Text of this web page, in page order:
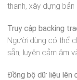
thanh, xây dựng
Truy cập backing
Người dùng có thể
sẵn, luyện cảm âm
Đồng bộ dữ liệu lên